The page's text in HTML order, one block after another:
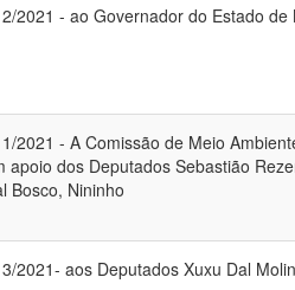
2021 - ao Governador do Estado de
2021 - A Comissão de Meio
apoio dos Deputados Sebastião
Bosco, Nininho
2021- aos Deputados Xuxu Dal